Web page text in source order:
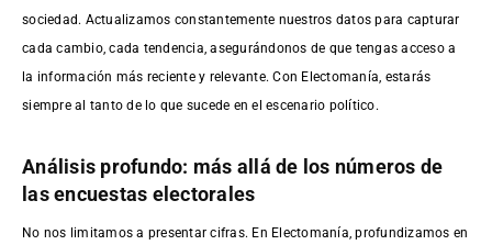
sociedad. Actualizamos constantemente nuestros datos para capturar
cada cambio, cada tendencia, asegurándonos de que tengas acceso a
la información más reciente y relevante. Con Electomanía, estarás
siempre al tanto de lo que sucede en el escenario político.
Análisis profundo: más allá de los números de
las encuestas electorales
No nos limitamos a presentar cifras. En Electomanía, profundizamos en